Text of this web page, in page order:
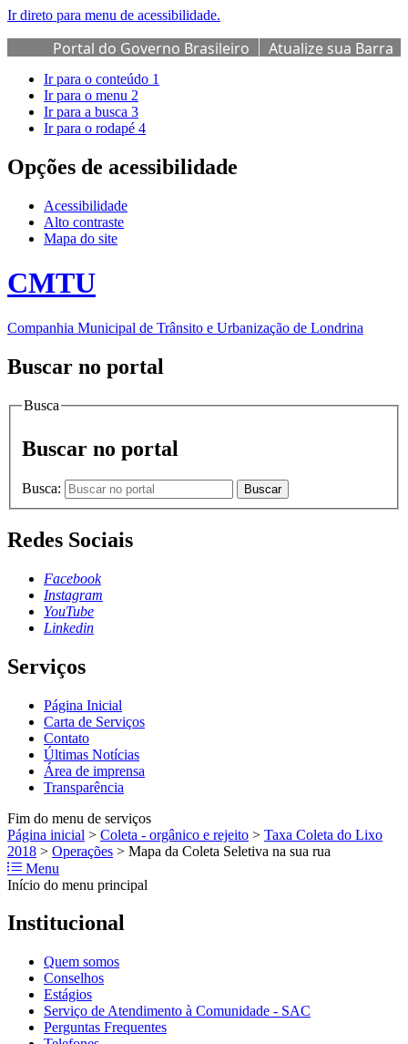
Ir direto para menu de acessibilidade.
Portal do Governo Brasileiro
Atualize sua Barra
de Governo
Ir para o conteúdo 1
Ir para o menu 2
Ir para a busca 3
Ir para o rodapé 4
Opções de acessibilidade
Acessibilidade
Alto contraste
Mapa do site
CMTU
Companhia Municipal de Trânsito e Urbanização de Londrina
Buscar no portal
Busca
Buscar no portal
Busca: Buscar
Redes Sociais
Facebook
Instagram
YouTube
Linkedin
Serviços
Página Inicial
Carta de Serviços
Contato
Últimas Notícias
Área de imprensa
Transparência
Fim do menu de serviços
Página inicial > Coleta - orgânico e rejeito > Taxa Coleta do Lixo
2018 > Operações > Mapa da Coleta Seletiva na sua rua
Menu
Início do menu principal
Institucional
Quem somos
Conselhos
Estágios
Serviço de Atendimento à Comunidade - SAC
Perguntas Frequentes